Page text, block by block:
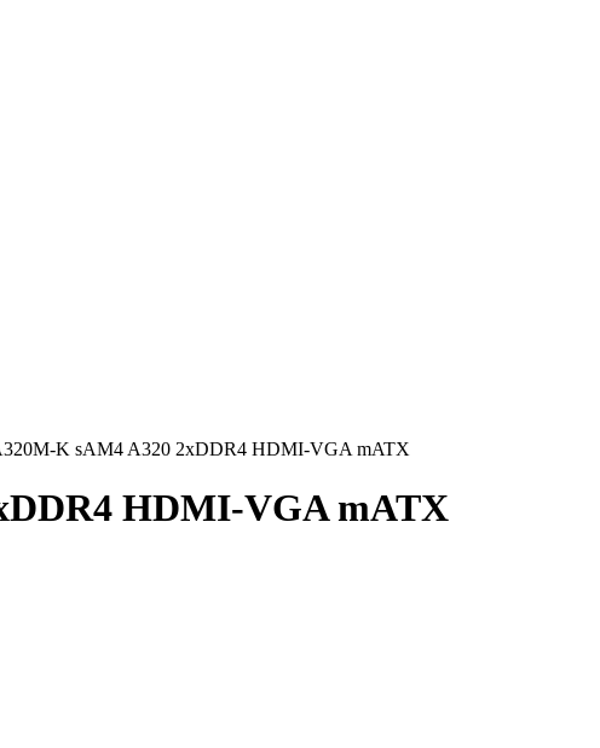
K sAM4 A320 2xDDR4 HDMI-VGA mATX
HDMI-VGA mATX